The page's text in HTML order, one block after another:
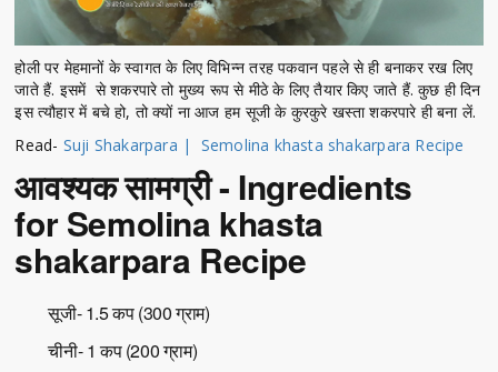
होली पर मेहमानों के स्वागत के लिए विभिन्न तरह पकवान पहले से ही बनाकर रख लिए
जाते हैं. इसमें से शकरपारे तो मुख्य रूप से मीठे के लिए तैयार किए जाते हैं. कुछ ही दिन
इस त्यौहार में बचे हो, तो क्यों ना आज हम सूजी के कुरकुरे खस्ता शकरपारे ही बना लें.
Read- Suji Shakarpara | Semolina khasta shakarpara Recipe
आवश्यक सामग्री - Ingredients
for Semolina khasta
shakarpara Recipe
सूजी- 1.5 कप (300 ग्राम)
चीनी- 1 कप (200 ग्राम)